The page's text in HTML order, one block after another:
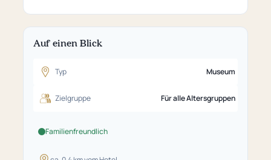
Auf einen Blick
Typ Museum
Zielgruppe Für alle Altersgruppen
Familienfreundlich